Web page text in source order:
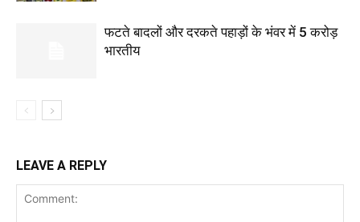
फटते बादलों और दरकते पहाड़ों के भंवर में 5 करोड़
भारतीय
LEAVE A REPLY